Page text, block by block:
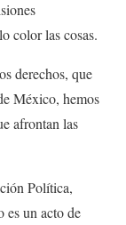
color las cosas.
derechos, que
México, hemos
afrontan las
Política,
es un acto de